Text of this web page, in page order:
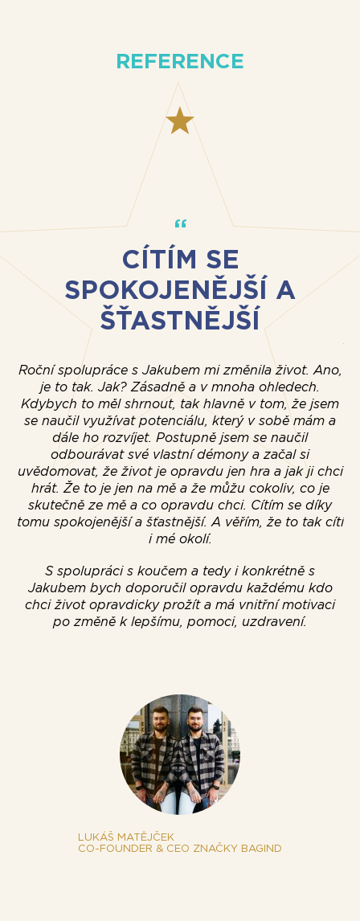
REFERENCE
CÍTÍM SE
SPOKOJENĚJŠÍ A
ŠŤASTNĚJŠÍ
Roční spolupráce s Jakubem mi změnila život. Ano,
je to tak. Jak? Zásadně a v mnoha ohledech.
Kdybych to měl shrnout, tak hlavně v tom, že jsem
se naučil využívat potenciálu, který v sobě mám a
dále ho rozvíjet. Postupně jsem se naučil
odbourávat své vlastní démony a začal si
uvědomovat, že život je opravdu jen hra a jak ji chci
hrát. Že to je jen na mě a že můžu cokoliv, co je
skutečně ze mě a co opravdu chci. Cítím se díky
tomu spokojenější a šťastnější. A věřím, že to tak cítí
i mé okolí.
S spolupráci s koučem a tedy i konkrétně s
Jakubem bych doporučil opravdu každému kdo
chci život opravdicky prožít a má vnitřní motivaci
po změně k lepšímu, pomoci, uzdravení.
LUKÁŠ MATĚJČEK
CO-FOUNDER & CEO ZNAČKY BAGIND